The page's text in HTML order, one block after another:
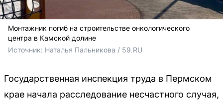
Монтажник погиб на строительстве онкологического
центра в Камской долине
Источник: Наталья Пальникова / 59.RU
Государственная инспекция труда в Пермском
крае начала расследование несчастного случая,